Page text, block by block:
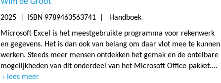
2025 | ISBN 9789463563741 | Handboek
Microsoft Excel is het meestgebruikte programma voor rekenwerk
en gegevens. Het is dan ook van belang om daar vlot mee te kunnen
werken. Steeds meer mensen ontdekken het gemak en de ontelbare
mogelijkheden van dit onderdeel van het Microsoft Office-pakket....
lees meer